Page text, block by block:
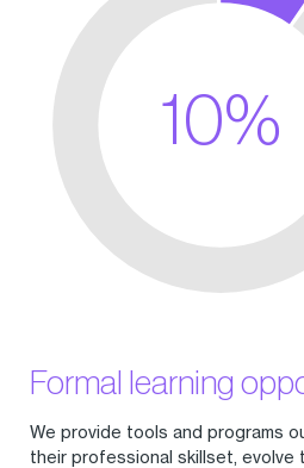
10%
Formal learning
We provide tools and programs
their professional skillset, evolve